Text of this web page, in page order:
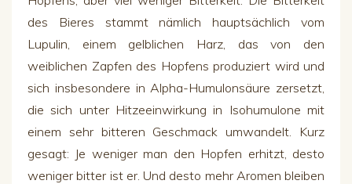
des Bieres stammt nämlich hauptsächlich vom
Lupulin, einem gelblichen Harz, das von den
weiblichen Zapfen des Hopfens produziert wird und
sich insbesondere in Alpha-Humulonsäure zersetzt,
die sich unter Hitzeeinwirkung in Isohumulone mit
einem sehr bitteren Geschmack umwandelt. Kurz
gesagt: Je weniger man den Hopfen erhitzt, desto
weniger bitter ist er. Und desto mehr Aromen bleiben